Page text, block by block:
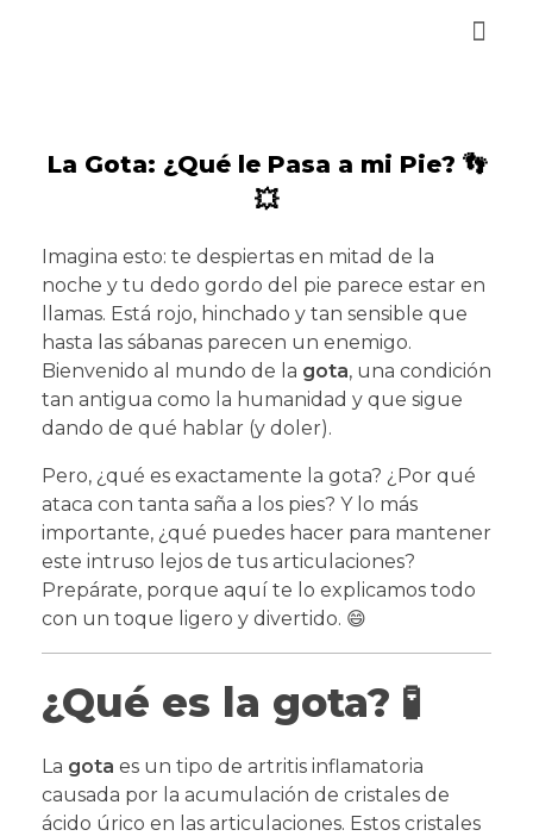
La Gota: ¿Qué le Pasa a mi Pie? 👣
💥
Imagina esto: te despiertas en mitad de la
noche y tu dedo gordo del pie parece estar en
llamas. Está rojo, hinchado y tan sensible que
hasta las sábanas parecen un enemigo.
Bienvenido al mundo de la gota, una condición
tan antigua como la humanidad y que sigue
dando de qué hablar (y doler).
Pero, ¿qué es exactamente la gota? ¿Por qué
ataca con tanta saña a los pies? Y lo más
importante, ¿qué puedes hacer para mantener
este intruso lejos de tus articulaciones?
Prepárate, porque aquí te lo explicamos todo
con un toque ligero y divertido. 😄
¿Qué es la gota? 🧪
La gota es un tipo de artritis inflamatoria
causada por la acumulación de cristales de
ácido úrico en las articulaciones. Estos cristales